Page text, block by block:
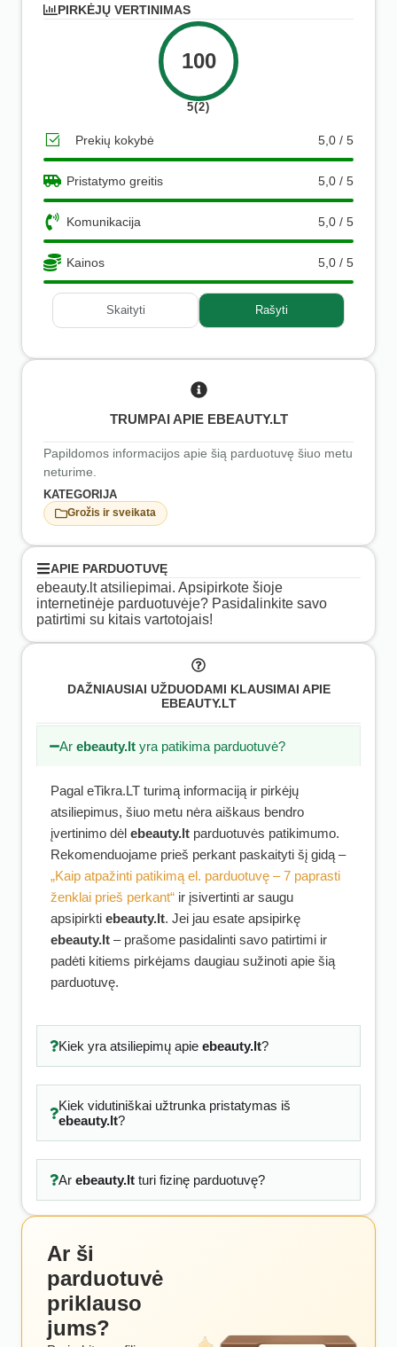
PIRKĖJŲ VERTINIMAS
100
5(2)
Prekių kokybė 5,0 / 5
Pristatymo greitis 5,0 / 5
Komunikacija 5,0 / 5
Kainos 5,0 / 5
Skaityti Rašyti
TRUMPAI APIE EBEAUTY.LT
Papildomos informacijos apie šią parduotuvę šiuo metu
neturime.
KATEGORIJA
Grožis ir sveikata
APIE PARDUOTUVĘ
ebeauty.lt atsiliepimai. Apsipirkote šioje
internetinėje parduotuvėje? Pasidalinkite savo
patirtimi su kitais vartotojais!
DAŽNIAUSIAI UŽDUODAMI KLAUSIMAI APIE
EBEAUTY.LT
Arebeauty.lt yra patikima parduotuvė?
Pagal eTikra.LT turimą informaciją ir pirkėjų
atsiliepimus, šiuo metu nėra aiškaus bendro
įvertinimo dėl ebeauty.lt parduotuvės patikimumo.
Rekomenduojame prieš perkant paskaityti šį gidą –
„Kaip atpažinti patikimą el. parduotuvę – 7 paprasti
ženklai prieš perkant“ ir įsivertinti ar saugu
apsipirkti ebeauty.lt. Jei jau esate apsipirkę
ebeauty.lt – prašome pasidalinti savo patirtimi ir
padėti kitiems pirkėjams daugiau sužinoti apie šią
parduotuvę.
Kiek yra atsiliepimų apie ebeauty.lt?
Kiek vidutiniškai užtrunka pristatymas iš
ebeauty.lt?
Ar ebeauty.ltturi fizinę parduotuvę?
Ar ši
parduotuvė
priklauso
jums?